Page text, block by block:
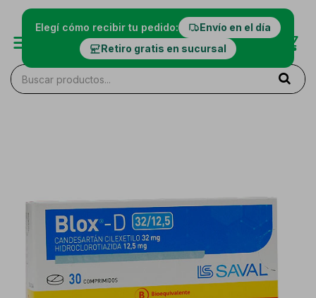
Elegí cómo recibir tu pedido:
Envío en el día
Retiro gratis en sucursal